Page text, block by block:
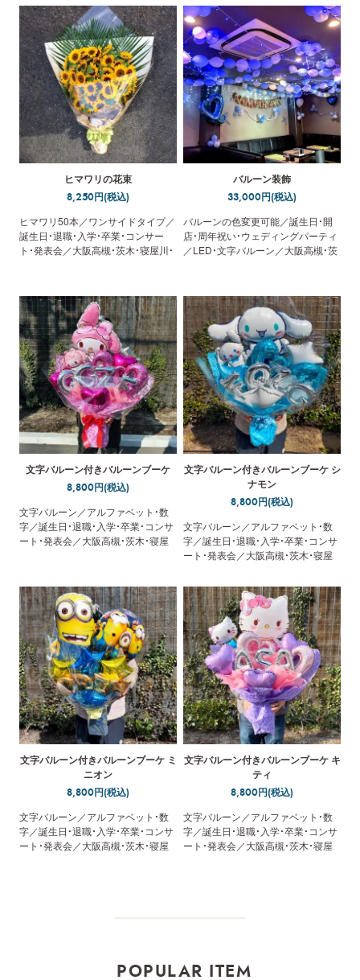
ヒマワリの花束
8,250円(税込)
ヒマワリ50本／ワンサイドタイプ／
誕生日・退職・入学・卒業・コンサー
ト・発表会／大阪高槻・茨木・寝屋川・
バルーン装飾
33,000円(税込)
バルーンの色変更可能／誕生日・開
店・周年祝い・ウェディングパーティ
／LED・文字バルーン／大阪高槻・茨
文字バルーン付きバルーンブーケ
8,800円(税込)
文字バルーン／アルファベット・数
字／誕生日・退職・入学・卒業・コンサ
ート・発表会／大阪高槻・茨木・寝屋
文字バルーン付きバルーンブーケ シ
ナモン
8,800円(税込)
文字バルーン／アルファベット・数
字／誕生日・退職・入学・卒業・コンサ
ート・発表会／大阪高槻・茨木・寝屋
ージカード無料
文字バルーン付きバルーンブーケ ミ
ニオン
8,800円(税込)
文字バルーン／アルファベット・数
字／誕生日・退職・入学・卒業・コンサ
ート・発表会／大阪高槻・茨木・寝屋
文字バルーン付きバルーンブーケ キ
ティ
8,800円(税込)
文字バルーン／アルファベット・数
字／誕生日・退職・入学・卒業・コンサ
ート・発表会／大阪高槻・茨木・寝屋
POPULAR ITEM